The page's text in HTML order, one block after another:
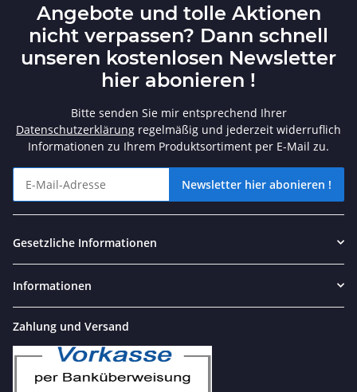
Angebote und tolle Aktionen
nicht verpassen? Dann schnell
unseren kostenlosen Newsletter
hier abonieren !
Bitte senden Sie mir entsprechend Ihrer
Datenschutzerklärung regelmäßig und jederzeit widerruflich
Informationen zu Ihrem Produktsortiment per E-Mail zu.
Newsletter hier abonieren !
Gesetzliche Informationen
Informationen
Zahlung und Versand